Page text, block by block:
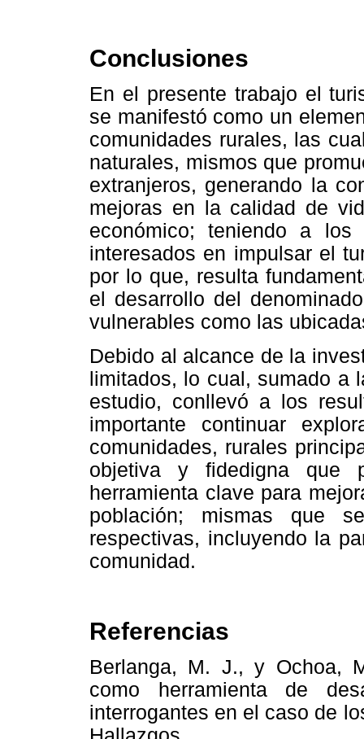
Conclusiones
En el presente trabajo el
se manifestó como un
comunidades rurales, las
naturales, mismos que
extranjeros, generando la
mejoras en la calidad de
económico; teniendo a
interesados en impulsar el
por lo que, resulta
el desarrollo del
vulnerables como las
Debido al alcance de la
limitados, lo cual, sumado a
estudio, conllevó a los
importante continuar
comunidades, rurales
objetiva y fidedigna que
herramienta clave para
población; mismas que
respectivas, incluyendo la
comunidad.
Referencias
Berlanga, M. J., y Ochoa,
como herramienta de
interrogantes en el caso de